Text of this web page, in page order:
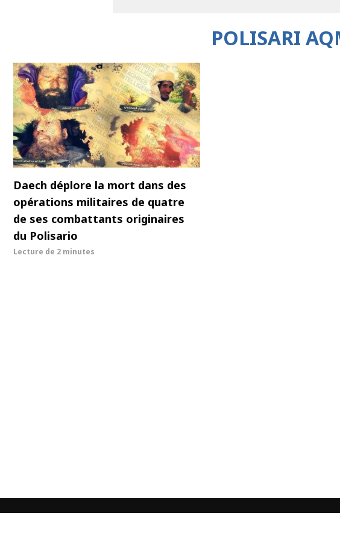
POLISARI
Daech déplore la mort dans des
opérations militaires de quatre
de ses combattants originaires
du Polisario
Lecture de 2 minutes